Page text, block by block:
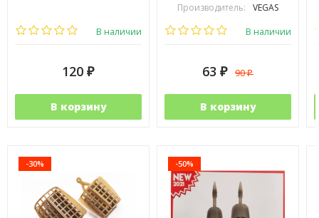
В наличии
120 ₽
В корзину
Производитель:
VEGAS
В наличии
63 ₽ 90₽
В корзину
-30% -50%